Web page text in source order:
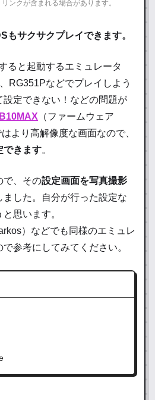
ンクが含まれる場合があります。
もサクサクプレイできます。
ると起動するエミュレータ
RG351Pなどでプレイしよう
設定できない！などの問題が
（ファームウェア
より高解像度な画面なので、
できます。
で、その設定画面を写真撮影
ました。自分が行った設定な
思います。
）などでも同様のエミュレ
参考にしてみてください。